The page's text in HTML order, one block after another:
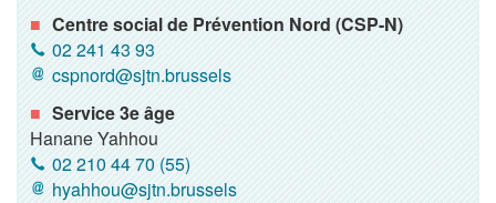
Centre social de Prévention Nord (CSP-N)
02 241 43 93
cspnord@sjtn.brussels
Service 3e âge
Hanane Yahhou
02 210 44 70 (55)
hyahhou@sjtn.brussels